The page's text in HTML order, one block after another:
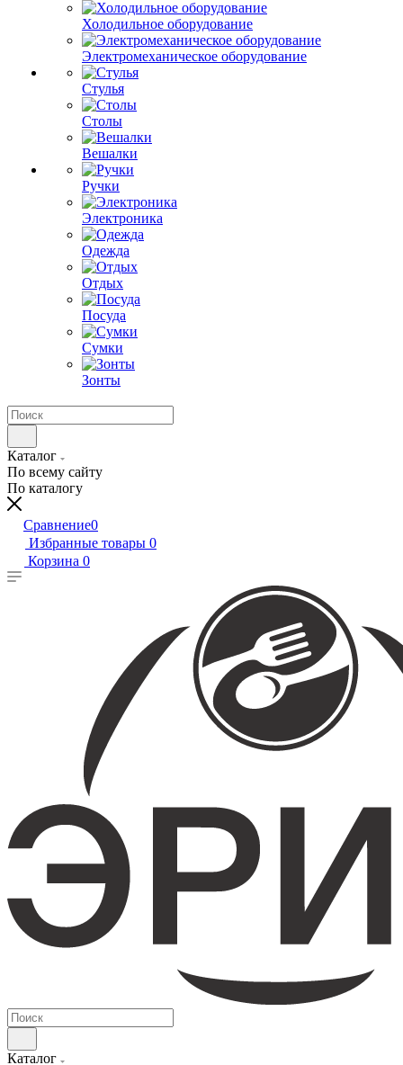
Холодильное оборудование
Электромеханическое оборудование
Стулья
Столы
Вешалки
Ручки
Электроника
Одежда
Отдых
Посуда
Сумки
Зонты
Каталог
По всему сайту
По каталогу
Сравнение0
Избранные товары 0
Корзина 0
Каталог